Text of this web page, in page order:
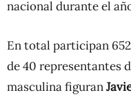
nacional durante el
En total participan
de 40 representantes
masculina figuran